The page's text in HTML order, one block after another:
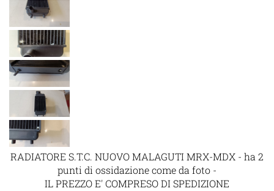
RADIATORE S.T.C. NUOVO MALAGUTI MRX-MDX - ha 2
punti di ossidazione come da foto -
IL PREZZO E' COMPRESO DI SPEDIZIONE